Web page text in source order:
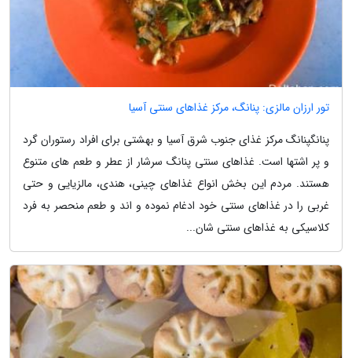
تور ارزان مالزی: پنانگ، مرکز غذاهای سنتی آسیا
پنانگپنانگ مرکز غذای جنوب شرق آسیا و بهشتی برای افراد رستوران گرد
و پر اشتها است. غذاهای سنتی پنانگ سرشار از عطر و طعم های متنوع
هستند. مردم این بخش انواع غذاهای چینی، هندی، مالزیایی و حتی
غربی را در غذاهای سنتی خود ادغام نموده و اند و طعم منحصر به فرد
کلاسیکی به غذاهای سنتی شان...